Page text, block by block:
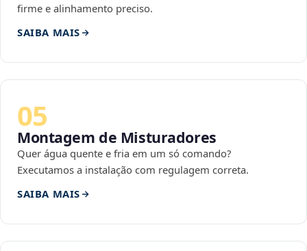
firme e alinhamento preciso.
SAIBA MAIS
05
Montagem de Misturadores
Quer água quente e fria em um só comando?
Executamos a instalação com regulagem correta.
SAIBA MAIS